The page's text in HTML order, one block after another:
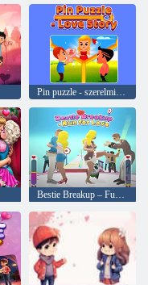
Bestie Breakup – Fuss a szerelemért